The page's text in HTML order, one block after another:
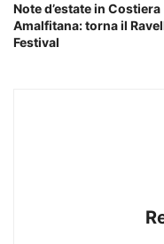
Note d’estate in Costiera
Amalfitana: torna il
Festival